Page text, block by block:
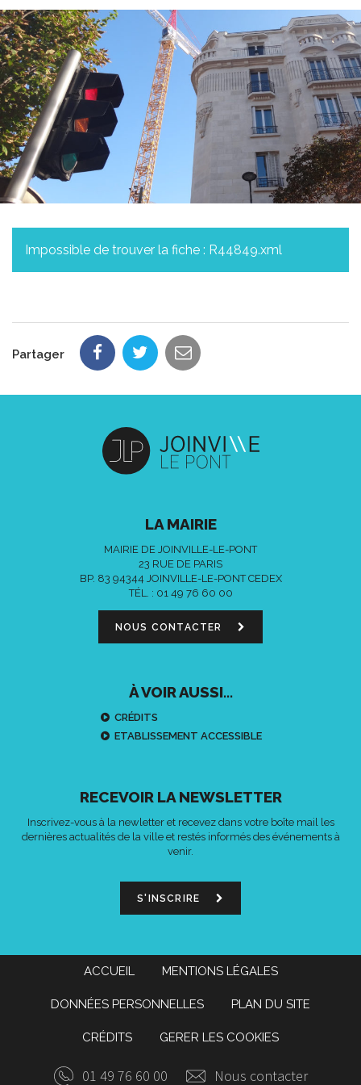
Impossible de trouver la fiche : R44849.xml
Partager
LA MAIRIE
MAIRIE DE JOINVILLE-LE-PONT
23 RUE DE PARIS
BP. 83 94344 JOINVILLE-LE-PONT CEDEX
TÉL. : 01 49 76 60 00
NOUS CONTACTER
À VOIR AUSSI...
CRÉDITS
ETABLISSEMENT ACCESSIBLE
RECEVOIR LA NEWSLETTER
Inscrivez-vous à la newletter et recevez dans votre boîte mail les
dernières actualités de la ville et restés informés des événements à
venir.
S'INSCRIRE
ACCUEIL MENTIONS LÉGALES
DONNÉES PERSONNELLES PLAN DU SITE
CRÉDITS GERER LES COOKIES
01 49 76 60 00 Nous contacter